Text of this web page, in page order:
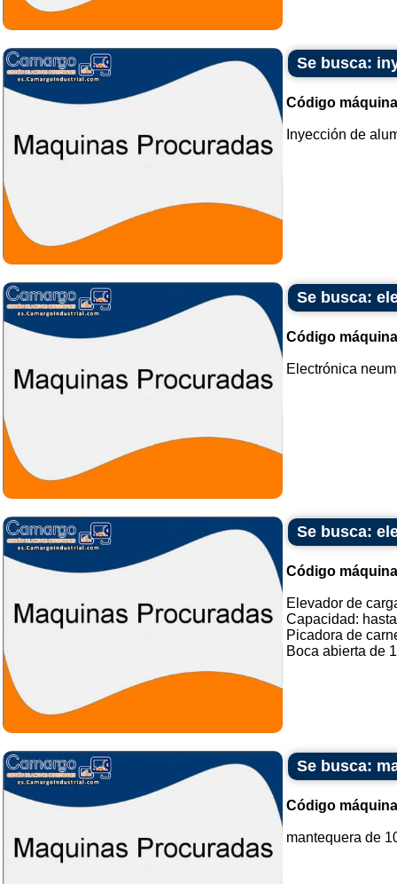
Se busca:
Código
Inyección de
Se busca:
Código
Electrónica
Se busca:
Código
Elevador de
Capacidad:
Picadora de
Boca abierta de
Se busca:
Código
mantequera de